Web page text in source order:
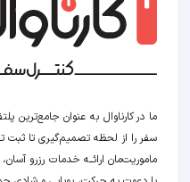
ما در کارناوال به عنوان جامع‌ترین
سفر را از لحظه‌ تصمیم‌گیری تا ثبت
ماموریت‌مان اراﺋــﻪ خدمات رزرو